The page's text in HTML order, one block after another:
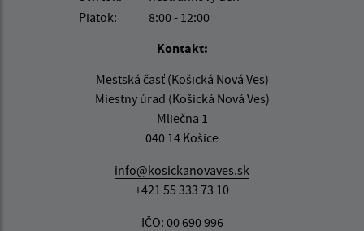
Piatok:
8:00 - 12:00
Kontakt:
Mestská časť (Košická Nová Ves)
Miestny úrad (Košická Nová Ves)
Mliečna 1
040 14 Košice
info@kosickanovaves.sk
+421 55 333 73 10
IČO: 00 690 996